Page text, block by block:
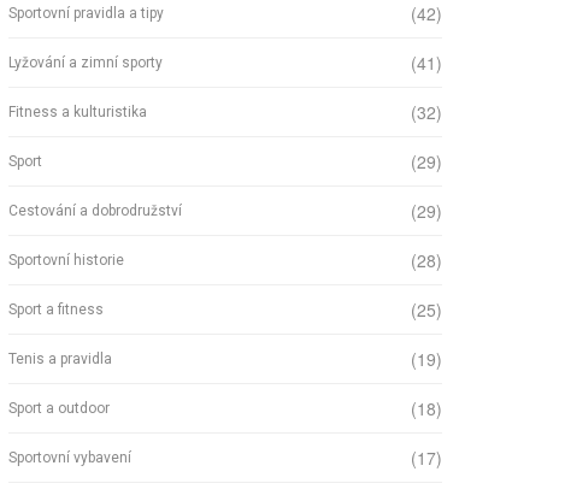
Sportovní pravidla a tipy (42)
Lyžování a zimní sporty (41)
Fitness a kulturistika (32)
Sport (29)
Cestování a dobrodružství (29)
Sportovní historie (28)
Sport a fitness (25)
Tenis a pravidla (19)
Sport a outdoor (18)
Sportovní vybavení (17)